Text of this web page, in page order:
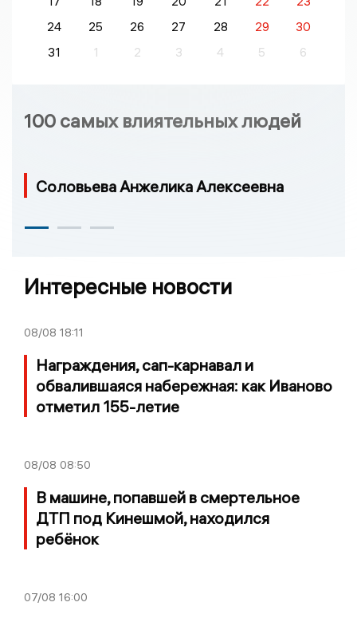
24
25 26 27 28 29
30
31
1 2 3 4 5 6
100 самых влиятельных людей
Соловьева Анжелика Алексеевна
Интересные новости
08/08 18:11
Награждения, сап-карнавал и
обвалившаяся набережная: как Иваново
отметил 155-летие
08/08 08:50
В машине, попавшей в смертельное
ДТП под Кинешмой, находился
ребёнок
07/08 16:00